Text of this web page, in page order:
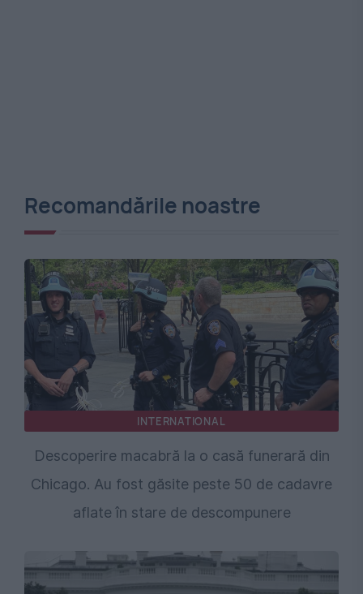
Recomandările noastre
INTERNATIONAL
Descoperire macabră la o casă funerară din
Chicago. Au fost găsite peste 50 de cadavre
aflate în stare de descompunere